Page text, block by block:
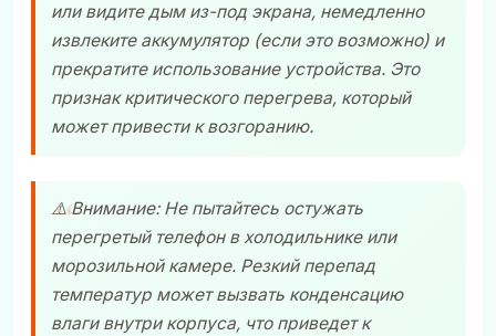
или видите дым из-под экрана, немедленно
извлеките аккумулятор (если это возможно) и
прекратите использование устройства. Это
признак критического перегрева, который
может привести к возгоранию.
⚠️ Внимание: Не пытайтесь остужать
перегретый телефон в холодильнике или
морозильной камере. Резкий перепад
температур может вызвать конденсацию
влаги внутри корпуса, что приведет к